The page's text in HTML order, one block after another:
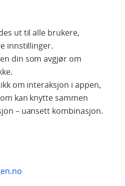
ut til alle brukere,
innstillinger.
din som avgjør om
om interaksjon i appen,
kan knytte sammen
– uansett kombinasjon.